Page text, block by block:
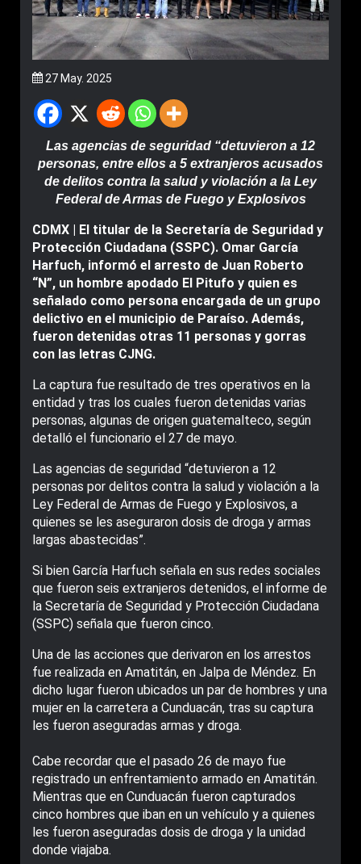
27 May. 2025
Las agencias de seguridad “detuvieron a 12
personas, entre ellos a 5 extranjeros acusados
de delitos contra la salud y violación a la Ley
Federal de Armas de Fuego y Explosivos
CDMX | El titular de la Secretaría de Seguridad y
Protección Ciudadana (SSPC). Omar García
Harfuch, informó el arresto de Juan Roberto
“N”, un hombre apodado El Pitufo y quien es
señalado como persona encargada de un grupo
delictivo en el municipio de Paraíso. Además,
fueron detenidas otras 11 personas y gorras
con las letras CJNG.
La captura fue resultado de tres operativos en la
entidad y tras los cuales fueron detenidas varias
personas, algunas de origen guatemalteco, según
detalló el funcionario el 27 de mayo.
Las agencias de seguridad “detuvieron a 12
personas por delitos contra la salud y violación a la
Ley Federal de Armas de Fuego y Explosivos, a
quienes se les aseguraron dosis de droga y armas
largas abastecidas”.
Si bien García Harfuch señala en sus redes sociales
que fueron seis extranjeros detenidos, el informe de
la Secretaría de Seguridad y Protección Ciudadana
(SSPC) señala que fueron cinco.
Una de las acciones que derivaron en los arrestos
fue realizada en Amatitán, en Jalpa de Méndez. En
dicho lugar fueron ubicados un par de hombres y una
mujer en la carretera a Cunduacán, tras su captura
les fueron aseguradas armas y droga.
Cabe recordar que el pasado 26 de mayo fue
registrado un enfrentamiento armado en Amatitán.
Mientras que en Cunduacán fueron capturados
cinco hombres que iban en un vehículo y a quienes
les fueron aseguradas dosis de droga y la unidad
donde viajaba.